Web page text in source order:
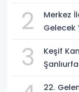
2
Merkez
Gelecek
3
Keşif
22.